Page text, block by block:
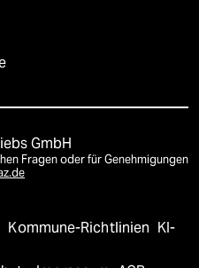
GmbH
Fragen oder für Genehmigungen
Kommune-Richtlinien KI-